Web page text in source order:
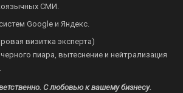
СМИ.
Google и Яндекс.
визитка эксперта)
пиара, вытеснение и нейтрализация
С любовью к вашему бизнесу.